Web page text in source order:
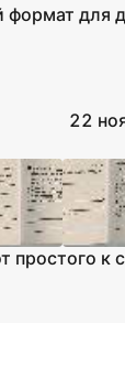
формат для
22
простого к